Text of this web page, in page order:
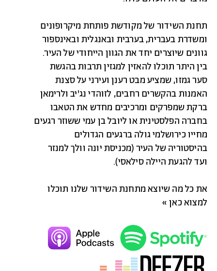
תחנת השידור של מקודשת פותחת מיקרופונים
ומשדרת בעברית, בערבית ובאנגלית ובאינספור
גוונים שיוצרים יחד את הגוון הייחודי של העיר.
בין היתר תוכלו להאזין למגזין תרבות בהגשת
סער גמזו, שמציע מבט רענן ועירני על סצנת
האמנות בהקשרים רחבים, לזוהדי נג'יב ולרימאן
ברקת שמפרקים ומרכיבים מחדש את הטאבו
בחברה הפלסטינית או ליובל בן עמי ששוזר רגעים
מחייו כירושלמי גולה ברגעים הגדולים
בהיסטוריה של העיר (מכניסת יונה וולך למנזר
ועד להגעת היילה סילאסי).
את כל מה שיוצא מתחנת השידור שלנו תוכלו
למצוא כאן »